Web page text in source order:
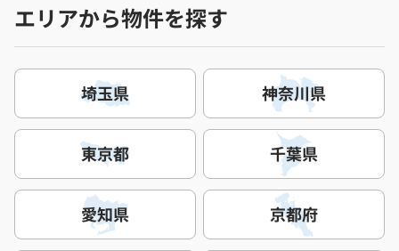
エリアから物件を探す
埼玉県 神奈川県
東京都 千葉県
愛知県 京都府